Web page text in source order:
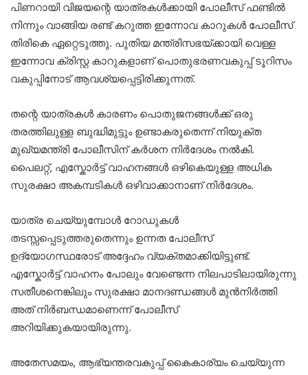
പിണറായി വിജയന്റെ യാത്രകൾക്കായി പോലീസ് ഫണ്ടിൽ
നിന്നും വാങ്ങിയ രണ്ട് കറുത്ത ഇന്നോവ കാറുകൾ പോലീസ്
തിരികെ ഏറ്റെടുത്തു. പുതിയ മന്ത്രിസഭയ്ക്കായി വെള്ള
ഇന്നോവ ക്രിസ്റ്റ കാറുകളാണ് പൊതുഭരണവകുപ്പ് ടൂറിസം
വകുപ്പിനോട് ആവശ്യപ്പെട്ടിരിക്കുന്നത്.
തന്റെ യാത്രകൾ കാരണം പൊതുജനങ്ങൾക്ക് ഒരു
തരത്തിലുള്ള ബുദ്ധിമുട്ടും ഉണ്ടാകരുതെന്ന് നിയുക്ത
മുഖ്യമന്ത്രി പോലീസിന് കർശന നിർദേശം നൽകി.
പൈലറ്റ്, എസ്കോർട്ട് വാഹനങ്ങൾ ഒഴികെയുള്ള അധിക
സുരക്ഷാ അകമ്പടികൾ ഒഴിവാക്കാനാണ് നിർദേശം.
യാത്ര ചെയ്യുമ്പോൾ റോഡുകൾ
തടസ്സപ്പെടുത്തരുതെന്നും ഉന്നത പോലീസ്
ഉദ്യോഗസ്ഥരോട് അദ്ദേഹം വ്യക്തമാക്കിയിട്ടുണ്ട്.
എസ്കോർട്ട് വാഹനം പോലും വേണ്ടെന്ന നിലപാടിലായിരുന്നു
സതീശനെങ്കിലും സുരക്ഷാ മാനദണ്ഡങ്ങൾ മുൻനിർത്തി
അത് നിർബന്ധമാണെന്ന് പോലീസ്
അറിയിക്കുകയായിരുന്നു.
അതേസമയം, ആഭ്യന്തരവകുപ്പ് കൈകാര്യം ചെയ്യുന്ന